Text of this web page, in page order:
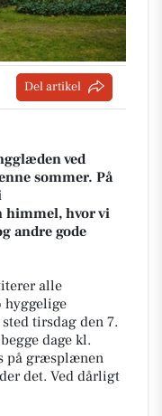
Del artikel
ved
sommer. På
himmel, hvor vi
andre gode
alle
hyggelige
tirsdag den 7.
dage kl.
på græsplænen
det. Ved dårligt